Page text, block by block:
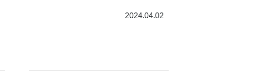
2024.04.02